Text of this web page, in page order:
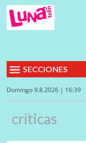
SECCIONES
Domingo 9.8.2026 | 16:39
críticas